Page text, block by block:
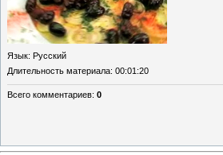
Язык: Русский
Длительность материала: 00:01:20
Всего комментариев: 0